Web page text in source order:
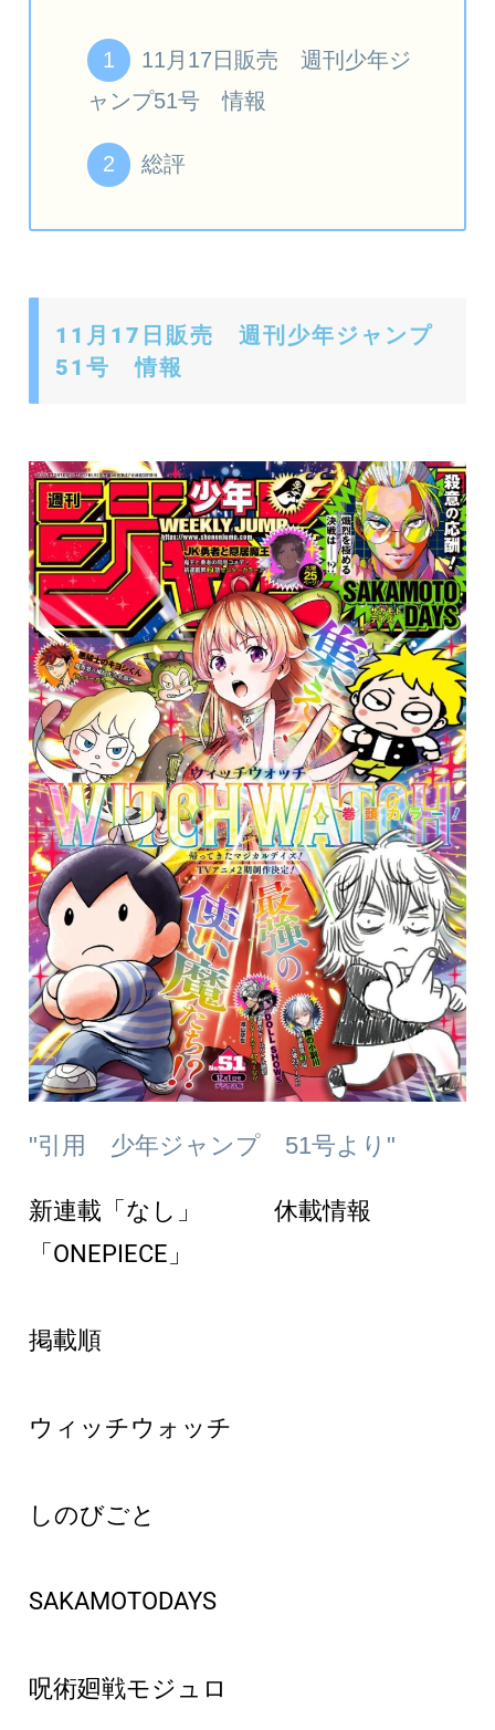
11月17日販売 週刊少年ジ
ャンプ51号 情報
総評
11月17日販売 週刊少年ジャンプ
51号 情報
"引用 少年ジャンプ 51号より"
新連載「なし」 休載情報
「ONEPIECE」
掲載順
ウィッチウォッチ
しのびごと
SAKAMOTODAYS
呪術廻戦モジュロ